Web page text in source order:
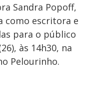
Sandra Popoff,
como escritora e
para o público
às 14h30, na
Pelourinho.